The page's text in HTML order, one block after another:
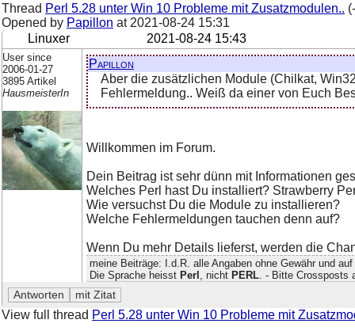
Thread Perl 5.28 unter Win 10 Probleme mit Zusatzmodulen..
Opened by Papillon at 2021-08-24 15:31
Linuxer
2021-08-24 15:43
User since
2006-01-27
3895 Artikel
HausmeisterIn
Papillon
Aber die zusätzlichen Module (Chilkat,
Fehlermeldung.. Weiß da einer von Euch
Willkommen im Forum.
Dein Beitrag ist sehr dünn mit Informationen
Welches Perl hast Du installiert? Strawberry
Wie versuchst Du die Module zu installieren?
Welche Fehlermeldungen tauchen denn auf?
Wenn Du mehr Details lieferst, werden die
meine Beiträge: I.d.R. alle Angaben ohne Gewähr und
Die Sprache heisst Perl , nicht PERL. - Bitte Crossposts
View full thread Perl 5.28 unter Win 10 Probleme mit